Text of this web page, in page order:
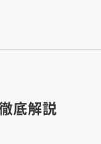
底解説